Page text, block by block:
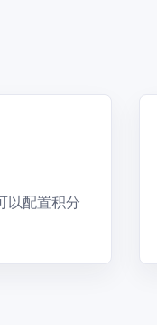
以配置积分